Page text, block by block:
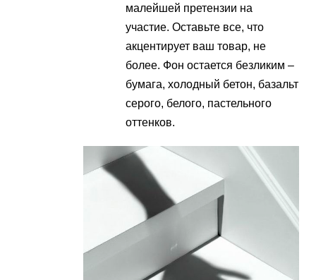
малейшей претензии на
участие. Оставьте все, что
акцентирует ваш товар, не
более. Фон остается безликим –
бумага, холодный бетон, базальт
серого, белого, пастельного
оттенков.